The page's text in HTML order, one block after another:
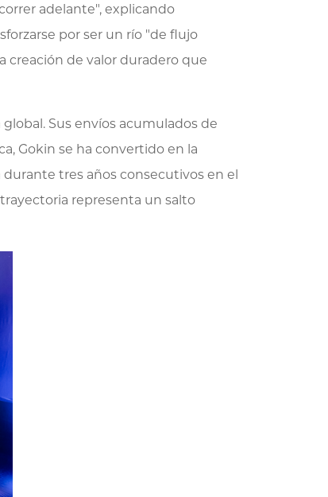
adelante", explicando
por ser un río "de flujo
creación de valor duradero que
Sus envíos acumulados de
Gokin se ha convertido en la
tres años consecutivos en el
representa un salto